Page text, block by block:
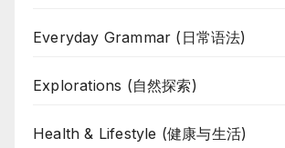
Everyday Grammar (日常语法)
Explorations (自然探索)
Health & Lifestyle (健康与生活)